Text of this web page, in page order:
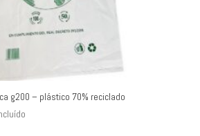
g200 – plástico 70% reciclado